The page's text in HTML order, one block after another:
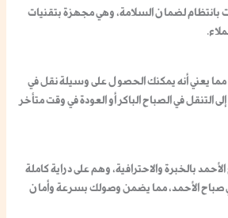
بانتظام لضمان السلامة، وهي مجهزة بتقنيات
مما يعني أنه يمكنك الحصول على وسيلة نقل في
التنقل في الصباح الباكر أو العودة في وقت متأخر
بالخبرة والاحترافية، وهم على دراية كاملة
صباح الأحمد، مما يضمن وصولك بسرعة وأمان